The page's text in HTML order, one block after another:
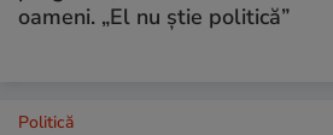
oameni. „El nu știe politică”
Politică